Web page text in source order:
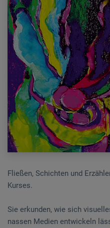
Fließen, Schichten und
Kurses.
Sie erkunden, wie sich
nassen Medien entwickeln